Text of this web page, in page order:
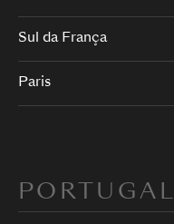
Sul da França
Paris
PORTUGAL